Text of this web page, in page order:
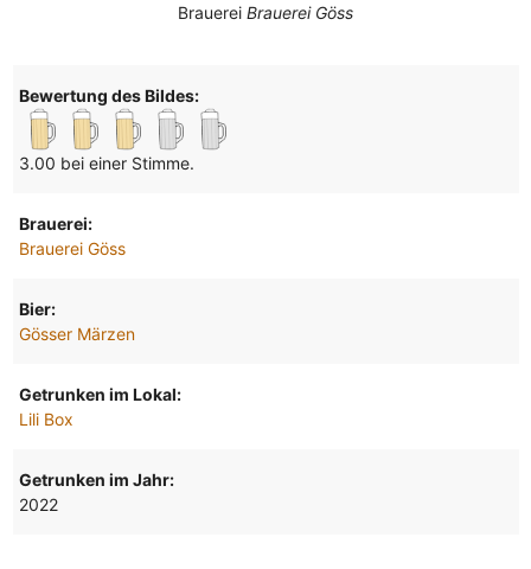
Brauerei Brauerei Göss
Bewertung des Bildes:
3.00 bei einer Stimme.
Brauerei:
Brauerei Göss
Bier:
Gösser Märzen
Getrunken im Lokal:
Lili Box
Getrunken im Jahr:
2022